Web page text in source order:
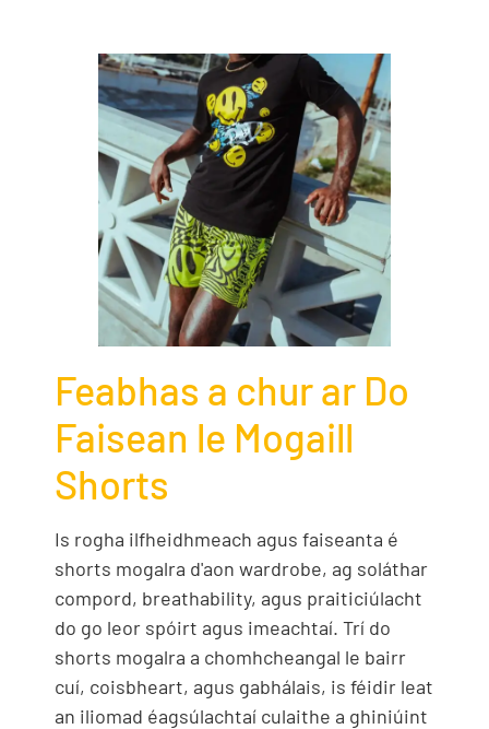
Feabhas a chur ar Do
Faisean le Mogaill
Shorts
Is rogha ilfheidhmeach agus faiseanta é
shorts mogalra d'aon wardrobe, ag soláthar
compord, breathability, agus praiticiúlacht
do go leor spóirt agus imeachtaí. Trí do
shorts mogalra a chomhcheangal le bairr
cuí, coisbheart, agus gabhálais, is féidir leat
an iliomad éagsúlachtaí culaithe a ghiniúint